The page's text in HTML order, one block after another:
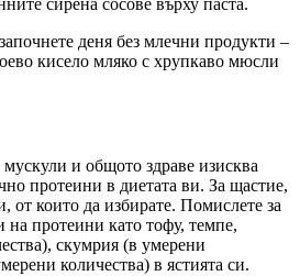
деня без млечни продукти –
кисело мляко с хрупкаво мюсли
и общото здраве изисква
протеини в диетата ви. За щастие,
които да избирате. Помислете за
протеини като тофу, темпе,
скумрия (в умерени
количества) в ястията си.